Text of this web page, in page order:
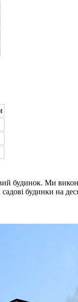
будинок. Ми
садові будинки на